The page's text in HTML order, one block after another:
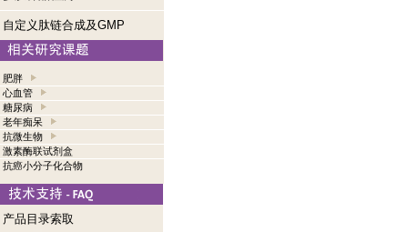
自定义肽链合成及GMP
肥胖
心血管
糖尿病
老年痴呆
抗微生物
激素酶联试剂盒
抗癌小分子化合物
产品目录索取